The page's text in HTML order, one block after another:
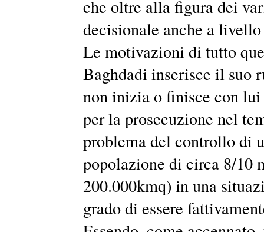
che oltre alla figura dei
decisionale anche a
Le motivazioni di tutto
Baghdadi inserisce il suo
non inizia o finisce con
per la prosecuzione nel
problema del controllo di
popolazione di circa 8/10
200.000kmq) in una
grado di essere